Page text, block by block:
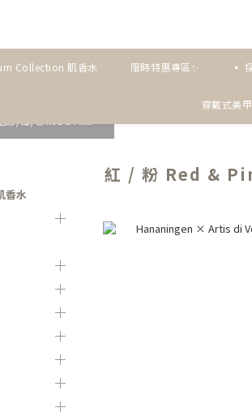
Collection 肌香水 限時特惠專區✨ ▪
穿戴式美
彩/紅 / 粉 Red & Pink
香水
紅 / 粉 Red &